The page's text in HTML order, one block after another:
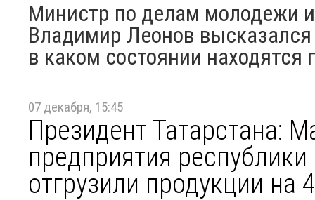
Министр по делам молодежи
Владимир Леонов
в каком состоянии находятся
07 декабря, 15:45
Президент Татарстана:
предприятия
отгрузили продукции на